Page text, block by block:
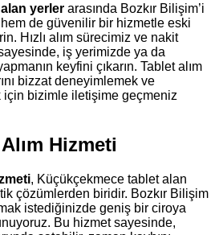
yerler arasında Bozkır Bilişim’i
hem de güvenilir bir hizmetle eski
Hızlı alım sürecimiz ve nakit
iş yerimizde ya da
keyfini çıkarın. Tablet alım
bizzat deneyimlemek ve
için bizimle iletişime geçmeniz
Hizmeti
, Küçükçekmece tablet alan
çözümlerden biridir. Bozkır Bilişim
istediğinizde geniş bir ciroya
Bu hizmet sayesinde,